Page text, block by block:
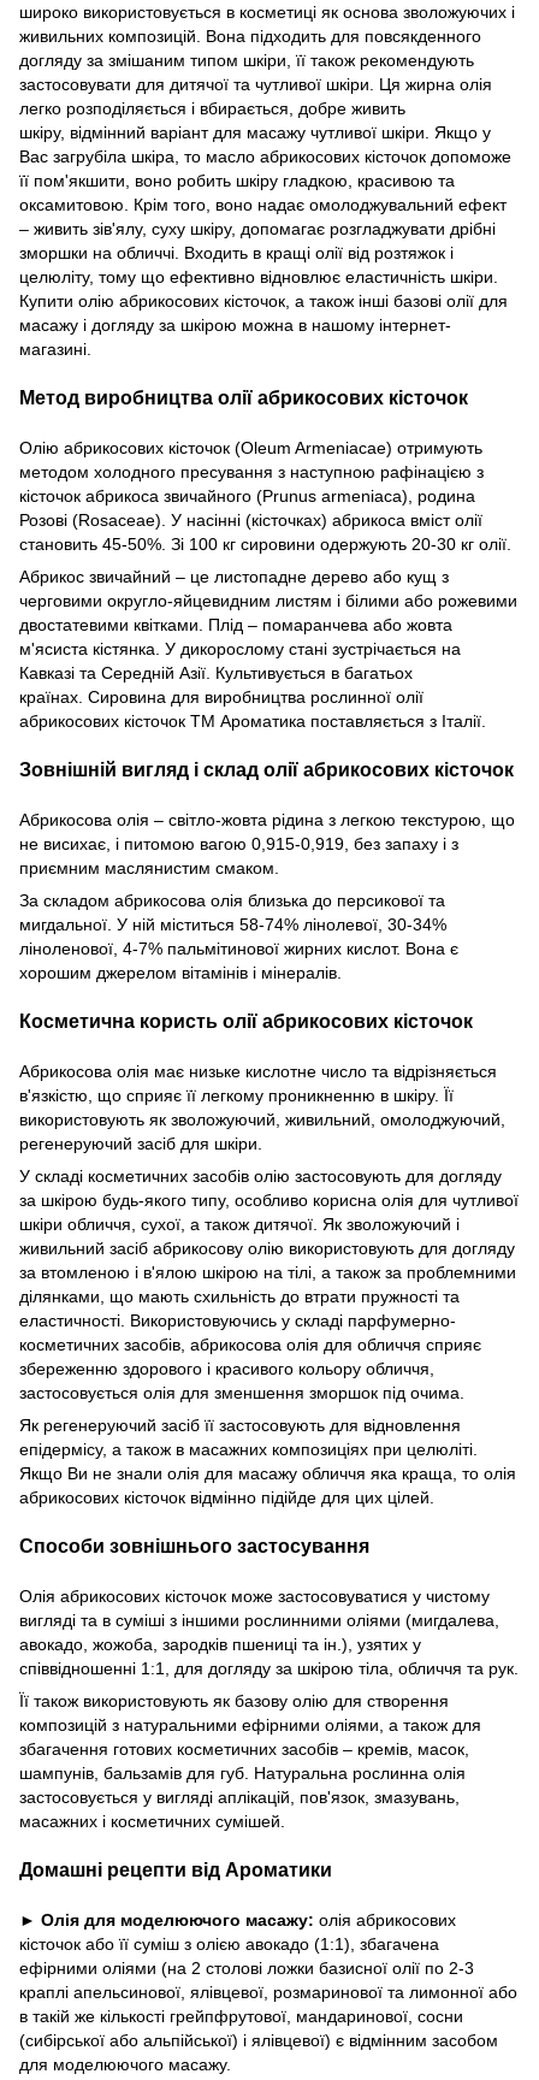
широко використовується в косметиці як основа зволожуючих і
живильних композицій. Вона підходить для повсякденного
догляду за змішаним типом шкіри, її також рекомендують
застосовувати для дитячої та чутливої шкіри. Ця жирна олія
легко розподіляється і вбирається, добре живить
шкіру, відмінний варіант для масажу чутливої шкіри. Якщо у
Вас загрубіла шкіра, то масло абрикосових кісточок допоможе
її пом'якшити, воно робить шкіру гладкою, красивою та
оксамитовою. Крім того, воно надає омолоджувальний ефект
– живить зів'ялу, суху шкіру, допомагає розгладжувати дрібні
зморшки на обличчі. Входить в кращі олії від розтяжок і
целюліту, тому що ефективно відновлює еластичність шкіри.
Купити олію абрикосових кісточок, а також інші базові олії для
масажу і догляду за шкірою можна в нашому інтернет-
магазині.
Метод виробництва олії абрикосових кісточок
Олію абрикосових кісточок (Oleum Armeniacae) отримують
методом холодного пресування з наступною рафінацією з
кісточок абрикоса звичайного (Prunus armeniaca), родина
Розові (Rosaceae). У насінні (кісточках) абрикоса вміст олії
становить 45-50%. Зі 100 кг сировини одержують 20-30 кг олії.
Абрикос звичайний – це листопадне дерево або кущ з
черговими округло-яйцевидним листям і білими або рожевими
двостатевими квітками. Плід – помаранчева або жовта
м'ясиста кістянка. У дикорослому стані зустрічається на
Кавказі та Середній Азії. Культивується в багатьох
країнах. Сировина для виробництва рослинної олії
абрикосових кісточок ТМ Ароматика поставляється з Італії.
Зовнішній вигляд і склад олії абрикосових кісточок
Абрикосова олія – світло-жовта рідина з легкою текстурою, що
не висихає, і питомою вагою 0,915-0,919, без запаху і з
приємним маслянистим смаком.
За складом абрикосова олія близька до персикової та
мигдальної. У ній міститься 58-74% лінолевої, 30-34%
ліноленової, 4-7% пальмітинової жирних кислот. Вона є
хорошим джерелом вітамінів і мінералів.
Косметична користь олії абрикосових кісточок
Абрикосова олія має низьке кислотне число та відрізняється
в'язкістю, що сприяє її легкому проникненню в шкіру. Її
використовують як зволожуючий, живильний, омолоджуючий,
регенеруючий засіб для шкіри.
У складі косметичних засобів олію застосовують для догляду
за шкірою будь-якого типу, особливо корисна олія для чутливої
шкіри обличчя, сухої, а також дитячої. Як зволожуючий і
живильний засіб абрикосову олію використовують для догляду
за втомленою і в'ялою шкірою на тілі, а також за проблемними
ділянками, що мають схильність до втрати пружності та
еластичності. Використовуючись у складі парфумерно-
косметичних засобів, абрикосова олія для обличчя сприяє
збереженню здорового і красивого кольору обличчя,
застосовується олія для зменшення зморшок під очима.
Як регенеруючий засіб її застосовують для відновлення
епідермісу, а також в масажних композиціях при целюліті.
Якщо Ви не знали олія для масажу обличчя яка краща, то олія
абрикосових кісточок відмінно підійде для цих цілей.
Способи зовнішнього застосування
Олія абрикосових кісточок може застосовуватися у чистому
вигляді та в суміші з іншими рослинними оліями (мигдалева,
авокадо, жожоба, зародків пшениці та ін.), узятих у
співвідношенні 1:1, для догляду за шкірою тіла, обличчя та рук.
Її також використовують як базову олію для створення
композицій з натуральними ефірними оліями, а також для
збагачення готових косметичних засобів – кремів, масок,
шампунів, бальзамів для губ. Натуральна рослинна олія
застосовується у вигляді аплікацій, пов'язок, змазувань,
масажних і косметичних сумішей.
Домашні рецепти від Ароматики
► Олія для моделюючого масажу: олія абрикосових
кісточок або її суміш з олією авокадо (1:1), збагачена
ефірними оліями (на 2 столові ложки базисної олії по 2-3
краплі апельсинової, ялівцевої, розмаринової та лимонної або
в такій же кількості грейпфрутової, мандаринової, сосни
(сибірської або альпійської) і ялівцевої) є відмінним засобом
для моделюючого масажу.